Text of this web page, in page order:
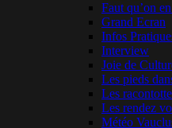
Faut qu’on
Grand Ecran
Infos
Interview
Joie de
Les pieds
Les
Les rendez
Météo